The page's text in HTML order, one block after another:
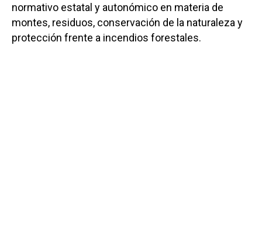
normativo estatal y autonómico en materia de
montes, residuos, conservación de la naturaleza y
protección frente a incendios forestales.